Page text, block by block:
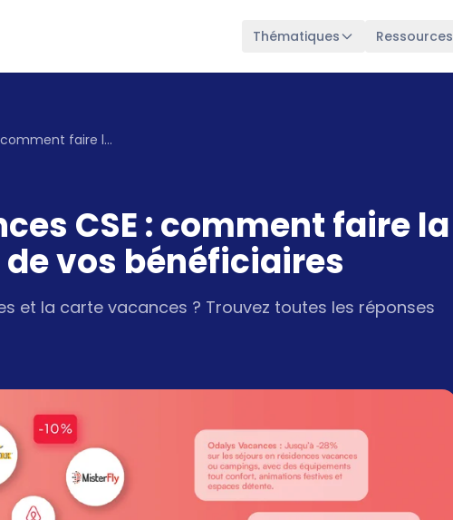
Thématiques Ressources
Subvention vacances CSE : comment faire la différence auprès de vos bénéficiaires
CSE : comment faire la
vos bénéficiaires
et la carte vacances ? Trouvez toutes les réponses